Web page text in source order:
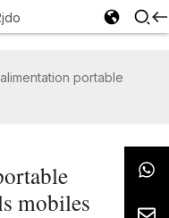
portable
mobiles